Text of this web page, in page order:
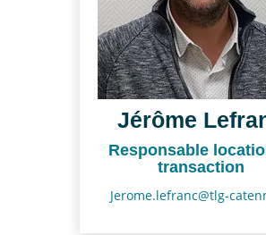
Jérôme
Responsable
transaction
Jerome.lefranc@tlg-